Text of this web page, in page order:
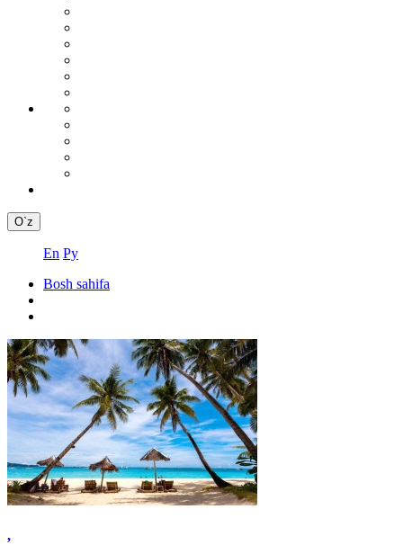
O`z
En Ру
Bosh sahifa
,